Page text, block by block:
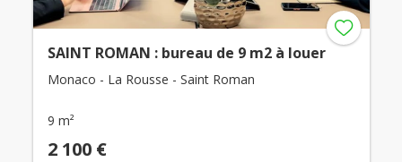
SAINT ROMAN : bureau de 9 m2 à louer
Monaco - La Rousse - Saint Roman
9 m²
2 100 €